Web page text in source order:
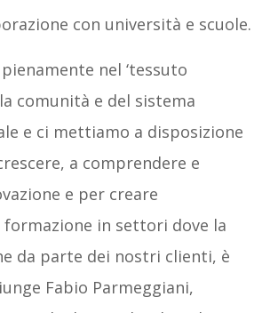
con università e scuole.
nel ‘tessuto
comunità e del sistema
e ci mettiamo a disposizione
a comprendere e
e per creare
in settori dove la
da parte dei nostri clienti, è
Fabio Parmeggiani,